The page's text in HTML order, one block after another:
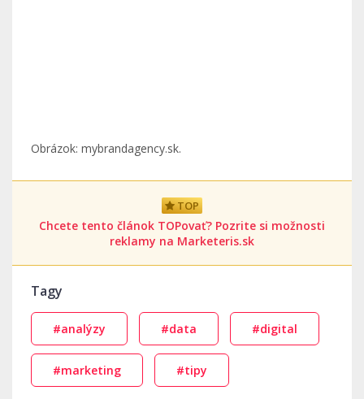
Obrázok: mybrandagency.sk.
TOP
Chcete tento článok TOPovať? Pozrite si možnosti
reklamy na Marketeris.sk
Tagy
#analýzy #data #digital
#marketing #tipy